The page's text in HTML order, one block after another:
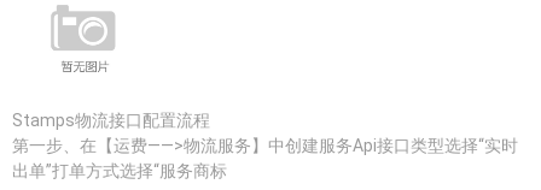
Stamps物流接口配置流程
第一步、在【运费——>物流服务】中创建服务Api接口类型选择“实时
出单”打单方式选择“服务商标